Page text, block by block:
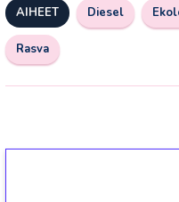
AIHEET Diesel
Rasva